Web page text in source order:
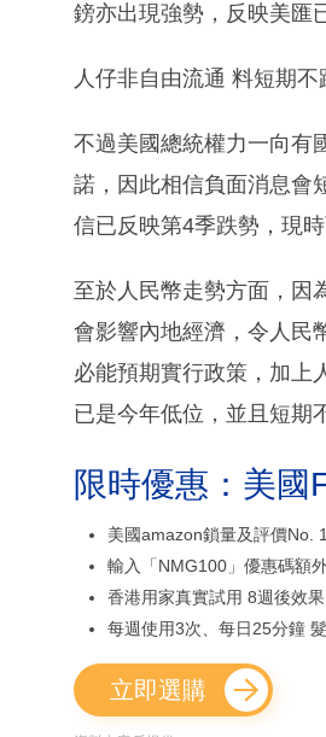
鎊亦出現強勢，反映美匯
人仔非自由流通 料短期不
不過美國總統權力一向有
諾，因此相信負面消息會
信已反映第4季跌勢，現
至於人民幣走勢方面，因
會影響內地經濟，令人民
必能預期實行政策，加上
已是今年低位，並且短期
限時優惠：美國
美國amazon鎖量及評價No. 1
輸入「NMG100」優惠碼額
香港用家真實試用 8週後效
每週使用3次、每日25分鐘
立即選購